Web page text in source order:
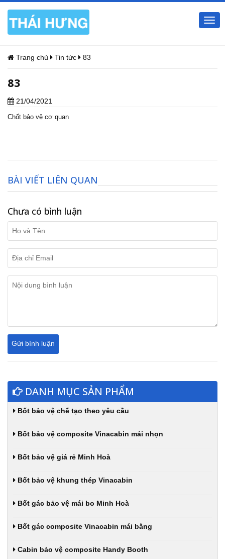
Trang chủ Tin tức 83
83
21/04/2021
Chốt bảo vệ cơ quan
BÀI VIẾT LIÊN QUAN
Chưa có bình luận
DANH MỤC SẢN PHẨM
Bốt bảo vệ chế tạo theo yêu cầu
Bốt bảo vệ composite Vinacabin mái nhọn
Bốt bảo vệ giá rẻ Minh Hoà
Bốt bảo vệ khung thép Vinacabin
Bốt gác bảo vệ mái bo Minh Hoà
Bốt gác composite Vinacabin mái bằng
Cabin bảo vệ composite Handy Booth